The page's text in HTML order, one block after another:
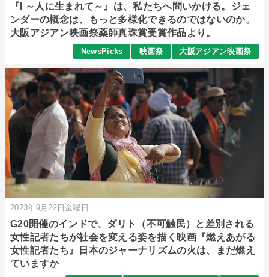
『I ～人に生まれて～』は、私たちへ問いかける。ジェ
ンダーの概念は、もっと多様化できるのではないのか。
大阪アジアン映画祭薬師真珠賞受賞作品より。
NewsPicks 映画祭 大阪アジアン映画祭
2023年9月22日金曜日
G20開催のインドで、ダリト（不可触民）と差別される
女性記者たちが社会を変える姿を描く映画『燃えあがる
女性記者たち』日本のジャーナリズムの火は、まだ燃え
ていますか